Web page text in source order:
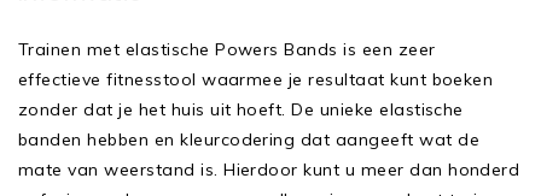
Trainen met elastische Powers Bands is een zeer
effectieve fitnesstool waarmee je resultaat kunt boeken
zonder dat je het huis uit hoeft. De unieke elastische
banden hebben en kleurcodering dat aangeeft wat de
mate van weerstand is. Hierdoor kunt u meer dan honderd